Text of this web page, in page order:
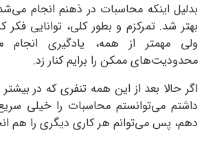
بدلیل اینکه محاسبات در ذهنم انجام
بهتر شد. تمرکزم و بطور کلی، توانایی فکر
ولی مهمتر از همه، یادگیری انجام
محدودیت‌‌های ممکن را برایم کنار زد.
اگر حالا بعد از این همه تنفری که در
داشتم می‌توانستم محاسبات را خیلی
دهم، پس می‌توانم هر کاری دیگری را هم